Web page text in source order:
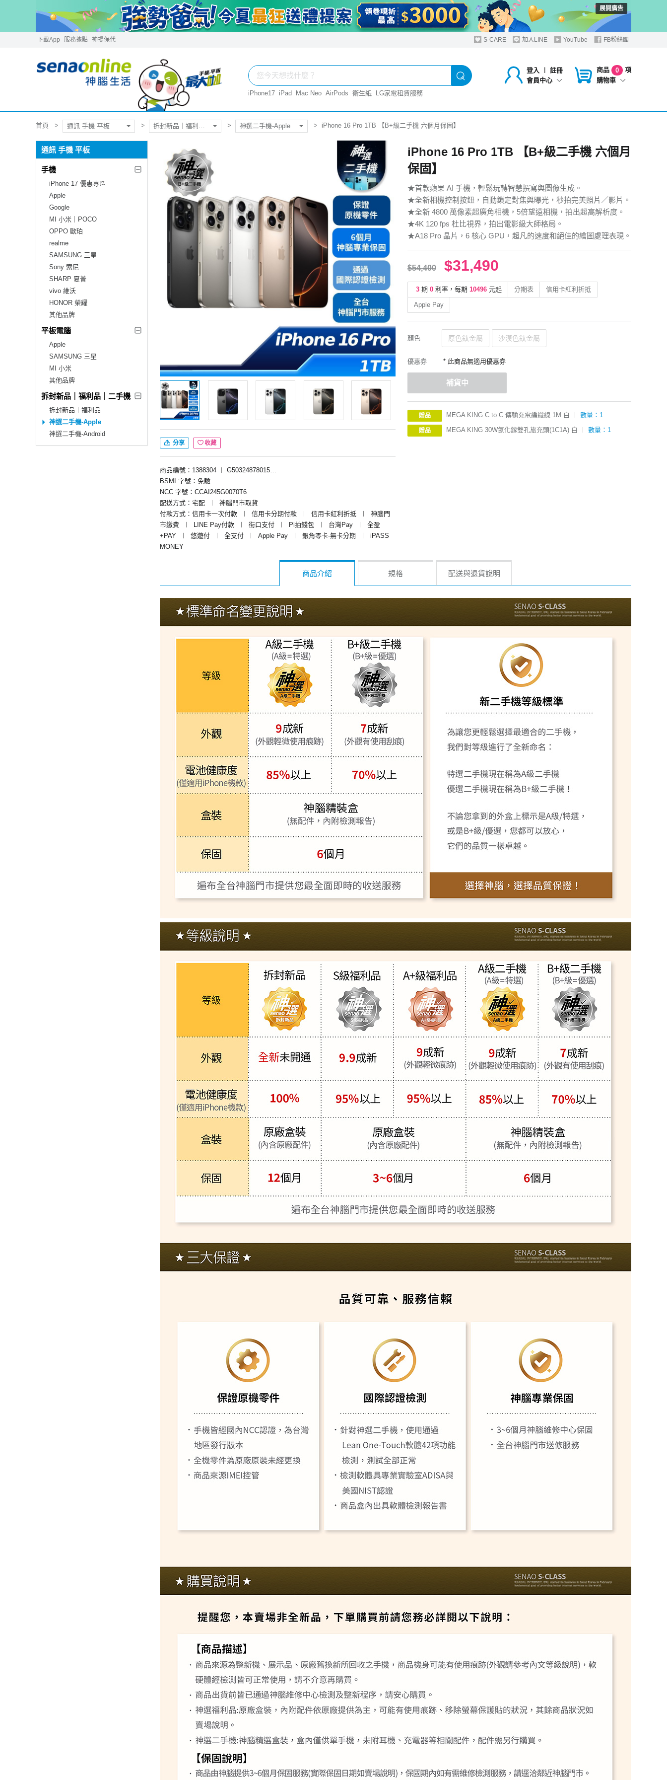
展開廣告
下載App 服務據點 神揚保代 S-CARE 加入LINE YouTube FB粉絲團
登入 ︱
註冊
會員中心
商品 0
項
購物車
iPhone17 iPad Mac Neo AirPods 衛生紙 LG家電租賃服務
首頁 通訊 手機 平板 神選二手機-Apple iPhone 16 Pro 1TB 【B+級二手機 六個月保固】
通訊 手機 平板
手機
iPhone 17 優惠專區
Apple
Google
MI 小米｜POCO
OPPO 歐珀
realme
SAMSUNG 三星
Sony 索尼
SHARP 夏普
vivo 維沃
HONOR 榮耀
其他品牌
平板電腦
Apple
SAMSUNG 三星
MI 小米
其他品牌
拆封新品｜福利品｜二手機
拆封新品｜福利品
神選二手機-Apple
神選二手機-Android
分享 收藏
商品編號：1388304 ︱
BSMI 字號：免驗
NCC 字號：CCAI245G0070T6
配送方式：宅配
︱
神腦門市取貨
付款方式：信用卡一次付款
︱ 信用卡分期付款 ︱ 信用卡紅利折抵 ︱
神腦門
市繳費
︱ LINE Pay付款 ︱ 街口支付 ︱ Pi拍錢包 ︱ 台灣Pay ︱
全盈
+PAY
︱ 悠遊付 ︱ 全支付 ︱ Apple Pay ︱ 銀角零卡-無卡分期 ︱
iPASS
MONEY
iPhone 16 Pro 1TB 【B+級二手機 六個月
保固】
★首款蘋果 AI 手機，輕鬆玩轉智慧撰寫與圖像生成。
★全新相機控制按鈕，自動鎖定對焦與曝光，秒拍完美照片／影片。
★全新 4800 萬像素超廣角相機，5倍望遠相機，拍出超高解析度。
★4K 120 fps 杜比視界，拍出電影級大師格局。
★A18 Pro 晶片，6 核心 GPU，超凡的速度和絕佳的繪圖處理表現。
$54,400 $31,490
3 期 0 利率，每期 10496 元起 分期表 信用卡紅利折抵
Apple Pay
顏色 原色鈦金屬 沙漠色鈦金屬
優惠券 * 此商品無適用優惠券
補貨中
贈品 MEGA KING C to C 傳輸充電編織線 1M 白 ︱ 數量：1
贈品 MEGA KING 30W氮化鎵雙孔旅充頭(1C1A) 白 ︱ 數量：1
商品介紹 規格 配送與退貨說明